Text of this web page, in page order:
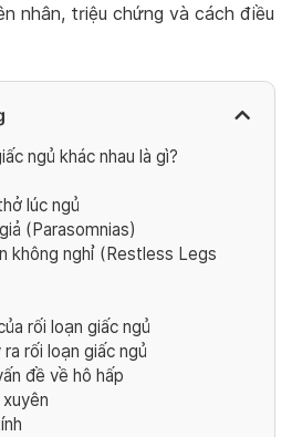
nhân, triệu chứng và cách điều
ngủ khác nhau là gì?
lúc ngủ
(Parasomnias)
không nghỉ (Restless Legs
rối loạn giấc ngủ
rối loạn giấc ngủ
đề về hô hấp